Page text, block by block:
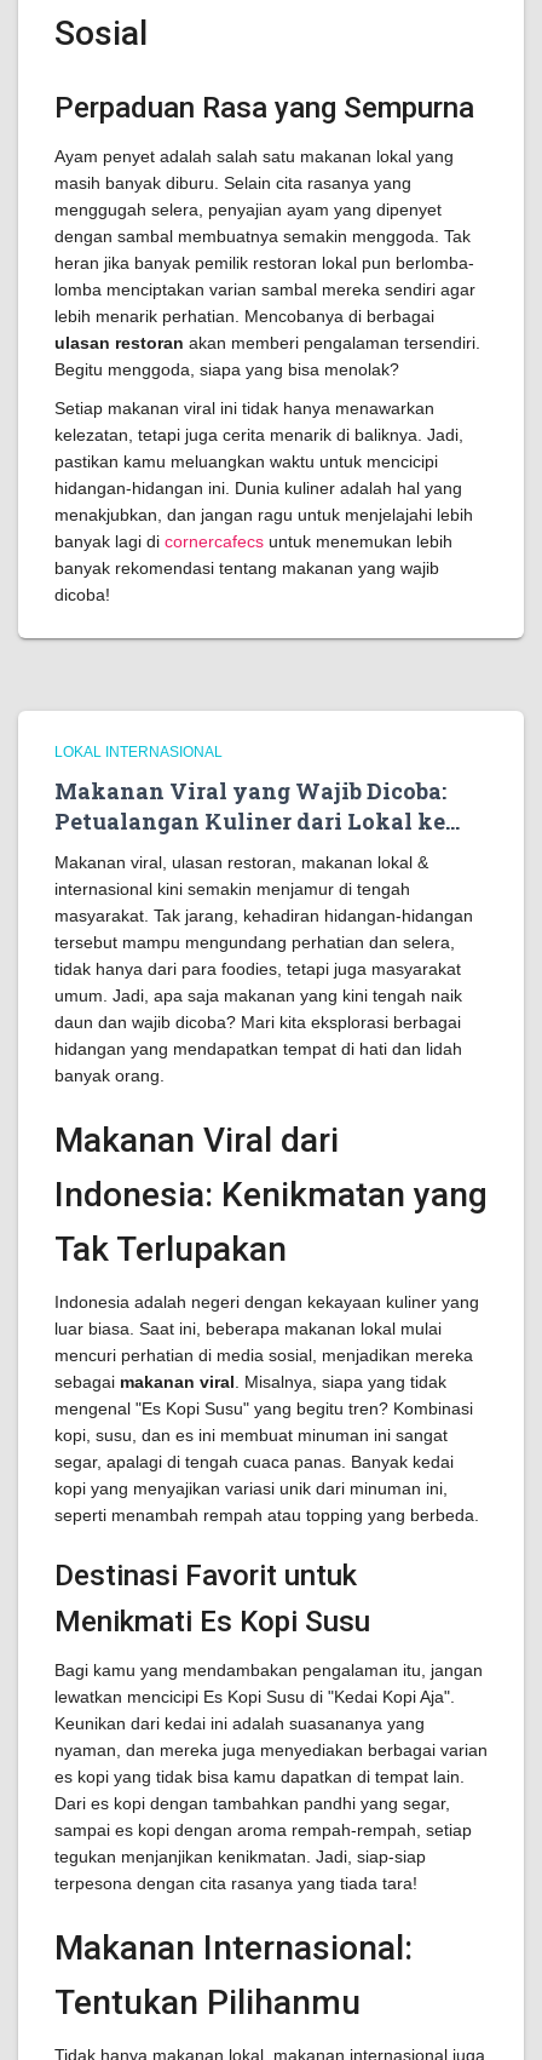
Sosial
Perpaduan Rasa yang Sempurna
Ayam penyet adalah salah satu makanan lokal yang
masih banyak diburu. Selain cita rasanya yang
menggugah selera, penyajian ayam yang dipenyet
dengan sambal membuatnya semakin menggoda. Tak
heran jika banyak pemilik restoran lokal pun berlomba-
lomba menciptakan varian sambal mereka sendiri agar
lebih menarik perhatian. Mencobanya di berbagai
ulasan restoran akan memberi pengalaman tersendiri.
Begitu menggoda, siapa yang bisa menolak?
Setiap makanan viral ini tidak hanya menawarkan
kelezatan, tetapi juga cerita menarik di baliknya. Jadi,
pastikan kamu meluangkan waktu untuk mencicipi
hidangan-hidangan ini. Dunia kuliner adalah hal yang
menakjubkan, dan jangan ragu untuk menjelajahi lebih
banyak lagi di cornercafecs untuk menemukan lebih
banyak rekomendasi tentang makanan yang wajib
dicoba!
LOKAL INTERNASIONAL
Makanan Viral yang Wajib Dicoba:
Petualangan Kuliner dari Lokal ke…
Makanan viral, ulasan restoran, makanan lokal &
internasional kini semakin menjamur di tengah
masyarakat. Tak jarang, kehadiran hidangan-hidangan
tersebut mampu mengundang perhatian dan selera,
tidak hanya dari para foodies, tetapi juga masyarakat
umum. Jadi, apa saja makanan yang kini tengah naik
daun dan wajib dicoba? Mari kita eksplorasi berbagai
hidangan yang mendapatkan tempat di hati dan lidah
banyak orang.
Makanan Viral dari
Indonesia: Kenikmatan yang
Tak Terlupakan
Indonesia adalah negeri dengan kekayaan kuliner yang
luar biasa. Saat ini, beberapa makanan lokal mulai
mencuri perhatian di media sosial, menjadikan mereka
sebagai makanan viral . Misalnya, siapa yang tidak
mengenal "Es Kopi Susu" yang begitu tren? Kombinasi
kopi, susu, dan es ini membuat minuman ini sangat
segar, apalagi di tengah cuaca panas. Banyak kedai
kopi yang menyajikan variasi unik dari minuman ini,
seperti menambah rempah atau topping yang berbeda.
Destinasi Favorit untuk
Menikmati Es Kopi Susu
Bagi kamu yang mendambakan pengalaman itu, jangan
lewatkan mencicipi Es Kopi Susu di "Kedai Kopi Aja".
Keunikan dari kedai ini adalah suasananya yang
nyaman, dan mereka juga menyediakan berbagai varian
es kopi yang tidak bisa kamu dapatkan di tempat lain.
Dari es kopi dengan tambahkan pandhi yang segar,
sampai es kopi dengan aroma rempah-rempah, setiap
tegukan menjanjikan kenikmatan. Jadi, siap-siap
terpesona dengan cita rasanya yang tiada tara!
Makanan Internasional:
Tentukan Pilihanmu
Tidak hanya makanan lokal, makanan internasional juga